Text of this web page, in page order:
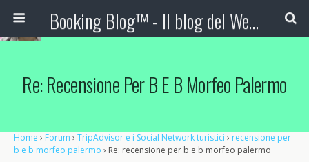
Booking Blog™ - Il blog del Web Marketing Turistico
Re: Recensione Per B E B Morfeo Palermo
Home › Forum › TripAdvisor e i Social Network turistici › recensione per
b e b morfeo palermo › Re: recensione per b e b morfeo palermo